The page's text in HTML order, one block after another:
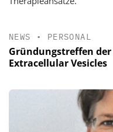
NEWS • PERSONAL
Gründungstreffen
Extracellular Vesicles